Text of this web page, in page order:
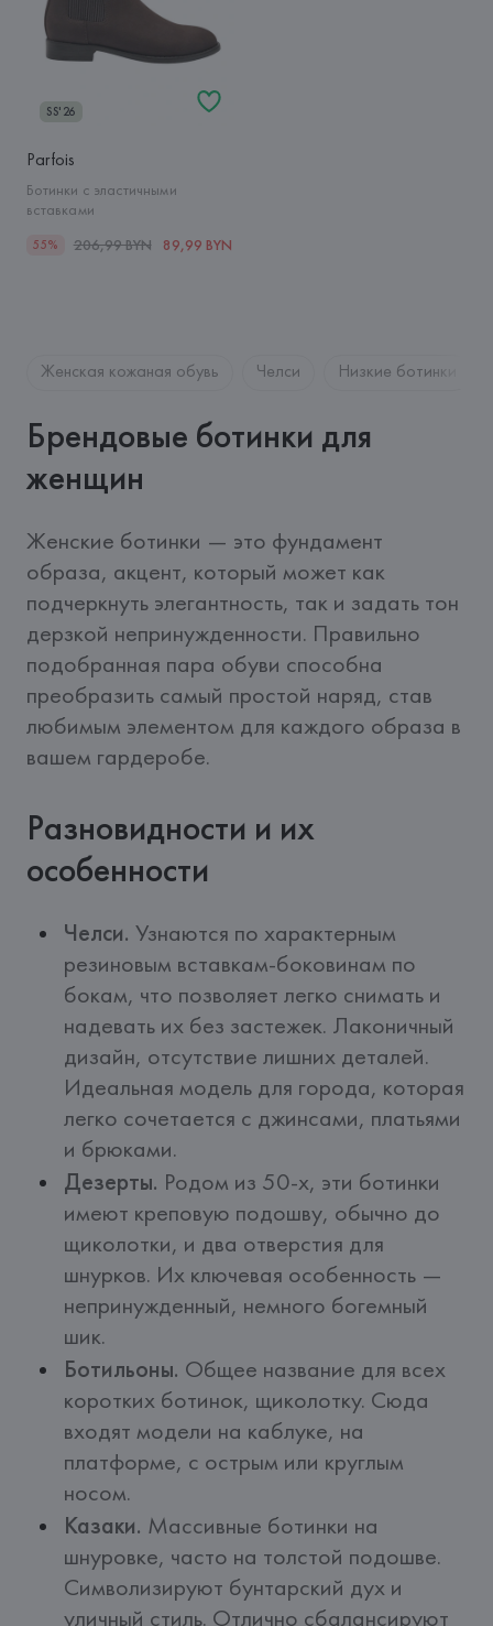
SS'26
Parfois
Ботинки с эластичными
вставками
55% 206,99 BYN 89,99 BYN
Женская кожаная обувь Челси Низкие ботинки
Брендовые ботинки для
женщин
Женские ботинки — это фундамент
образа, акцент, который может как
подчеркнуть элегантность, так и задать тон
дерзкой непринужденности. Правильно
подобранная пара обуви способна
преобразить самый простой наряд, став
любимым элементом для каждого образа в
вашем гардеробе.
Разновидности и их
особенности
Челси. Узнаются по характерным
резиновым вставкам-боковинам по
бокам, что позволяет легко снимать и
надевать их без застежек. Лаконичный
дизайн, отсутствие лишних деталей.
Идеальная модель для города, которая
легко сочетается с джинсами, платьями
и брюками.
Дезерты. Родом из 50-х, эти ботинки
имеют креповую подошву, обычно до
щиколотки, и два отверстия для
шнурков. Их ключевая особенность —
непринужденный, немного богемный
шик.
Ботильоны. Общее название для всех
коротких ботинок, щиколотку. Сюда
входят модели на каблуке, на
платформе, с острым или круглым
носом.
Казаки. Массивные ботинки на
шнуровке, часто на толстой подошве.
Символизируют бунтарский дух и
уличный стиль. Отлично сбалансируют